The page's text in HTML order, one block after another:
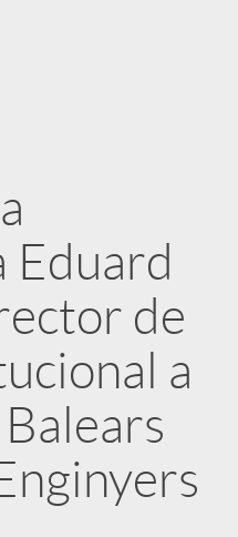
Eduard
de
a